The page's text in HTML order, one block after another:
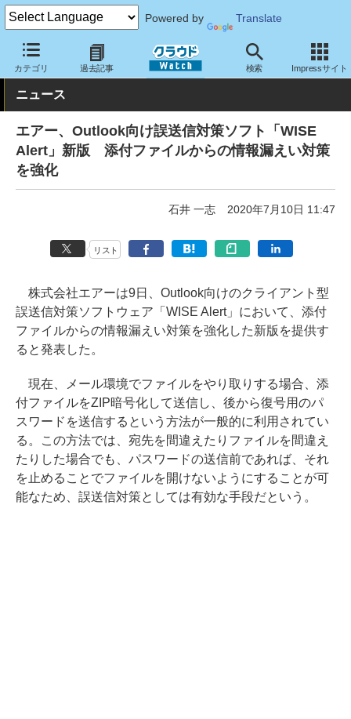
Powered by Translate
カテゴリ 過去記事 検索 Impressサイト
クラウド Watch セキュリティ セキュリティソフト
ニュース
エアー、Outlook向け誤送信対策ソフト「WISE
Alert」新版 添付ファイルからの情報漏えい対策
を強化
石井 一志 2020年7月10日 11:47
リスト
株式会社エアーは9日、Outlook向けのクライアント型
誤送信対策ソフトウェア「WISE Alert」において、添付
ファイルからの情報漏えい対策を強化した新版を提供す
ると発表した。
現在、メール環境でファイルをやり取りする場合、添
付ファイルをZIP暗号化して送信し、後から復号用のパ
スワードを送信するという方法が一般的に利用されてい
る。この方法では、宛先を間違えたりファイルを間違え
たりした場合でも、パスワードの送信前であれば、それ
を止めることでファイルを開けないようにすることが可
能なため、誤送信対策としては有効な手段だという。